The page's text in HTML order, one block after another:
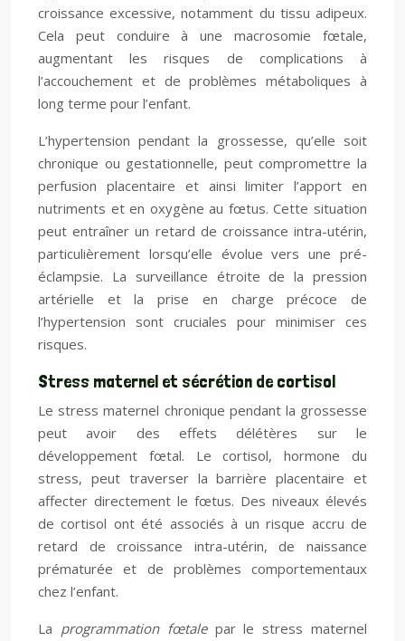
croissance excessive, notamment du tissu adipeux.
Cela peut conduire à une macrosomie fœtale,
augmentant les risques de complications à
l’accouchement et de problèmes métaboliques à
long terme pour l’enfant.
L’hypertension pendant la grossesse, qu’elle soit
chronique ou gestationnelle, peut compromettre la
perfusion placentaire et ainsi limiter l’apport en
nutriments et en oxygène au fœtus. Cette situation
peut entraîner un retard de croissance intra-utérin,
particulièrement lorsqu’elle évolue vers une pré-
éclampsie. La surveillance étroite de la pression
artérielle et la prise en charge précoce de
l’hypertension sont cruciales pour minimiser ces
risques.
Stress maternel et sécrétion de cortisol
Le stress maternel chronique pendant la grossesse
peut avoir des effets délétères sur le
développement fœtal. Le cortisol, hormone du
stress, peut traverser la barrière placentaire et
affecter directement le fœtus. Des niveaux élevés
de cortisol ont été associés à un risque accru de
retard de croissance intra-utérin, de naissance
prématurée et de problèmes comportementaux
chez l’enfant.
La programmation fœtale par le stress maternel